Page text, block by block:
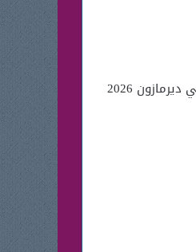
حيث سنعرض لك في بداية مقال اليوم كوبونات خصم لموقع ديرمازون لكي تستطيع الحصول على المزيد من التخفيضات بالإضافة الي عروض عيد الأضحي ديرمازون 2026